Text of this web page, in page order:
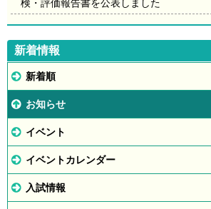
検・評価報告書を公表しました
新着情報
新着順
お知らせ
イベント
イベントカレンダー
入試情報